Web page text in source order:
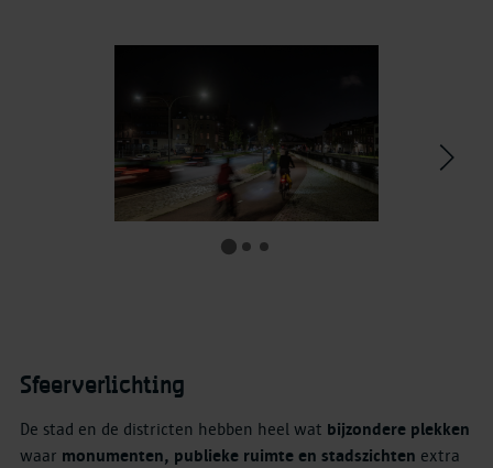
>
Sfeerverlichting
De stad en de districten hebben heel wat bijzondere plekken
waar monumenten, publieke ruimte en stadszichten extra